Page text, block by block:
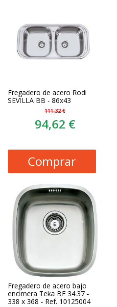
Fregadero de acero Rodi
SEVILLA BB - 86x43
111,32 €
94,62 €
Comprar
Fregadero de acero bajo
encimera Teka BE 34.37 -
338 x 368 - Ref. 10125004